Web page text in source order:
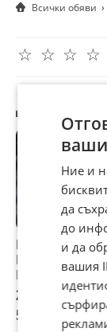
Всички обяви
☆
☆
☆
☆
Другите
Продава ПРОМ.
ПОМЕЩЕНИЕ,
Пазарджик,
2 709 850 €
5 300 005,93 лв
Ние и
да
до
и да
вашия